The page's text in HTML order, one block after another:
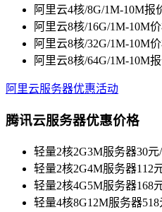
阿里云4核/8G/1M-10M报
阿里云8核/16G/1M-10M
阿里云8核/32G/1M-10M
阿里云8核/64G/1M-10M
阿里云服务器优惠活动
腾讯云服务器优惠价格
轻量2核2G3M服务器30元
轻量2核2G4M服务器112
轻量2核4G5M服务器168
轻量4核8G12M服务器518